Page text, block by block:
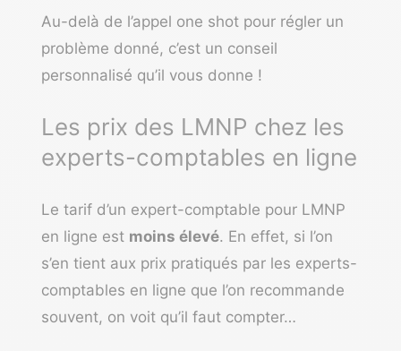
Au-delà de l’appel one shot pour régler un
problème donné, c’est un conseil
personnalisé qu’il vous donne !
Les prix des LMNP chez les
experts-comptables en ligne
Le tarif d’un expert-comptable pour LMNP
en ligne est moins élevé. En effet, si l’on
s’en tient aux prix pratiqués par les experts-
comptables en ligne que l’on recommande
souvent, on voit qu’il faut compter…